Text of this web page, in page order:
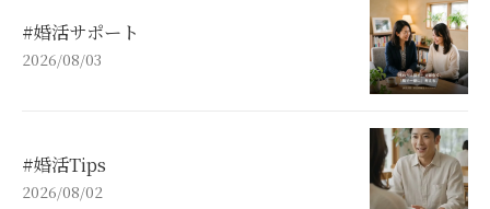
#婚活サポート
2026/08/03
#婚活Tips
2026/08/02